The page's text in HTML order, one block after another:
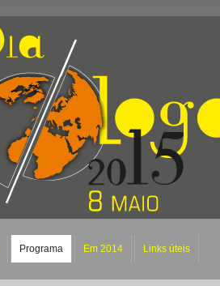
Programa Em 2014 Links úteis